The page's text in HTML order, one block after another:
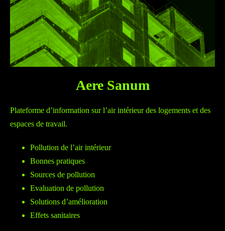
Aere Sanum
Plateforme d’information sur l’air intérieur des logements et des
espaces de travail.
Pollution de l’air intérieur
Bonnes pratiques
Sources de pollution
Evaluation de pollution
Solutions d’amélioration
Effets sanitaires